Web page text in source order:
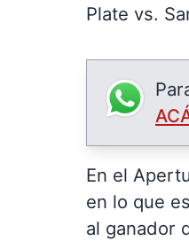
Plate vs.
En el
en lo que
al ganador